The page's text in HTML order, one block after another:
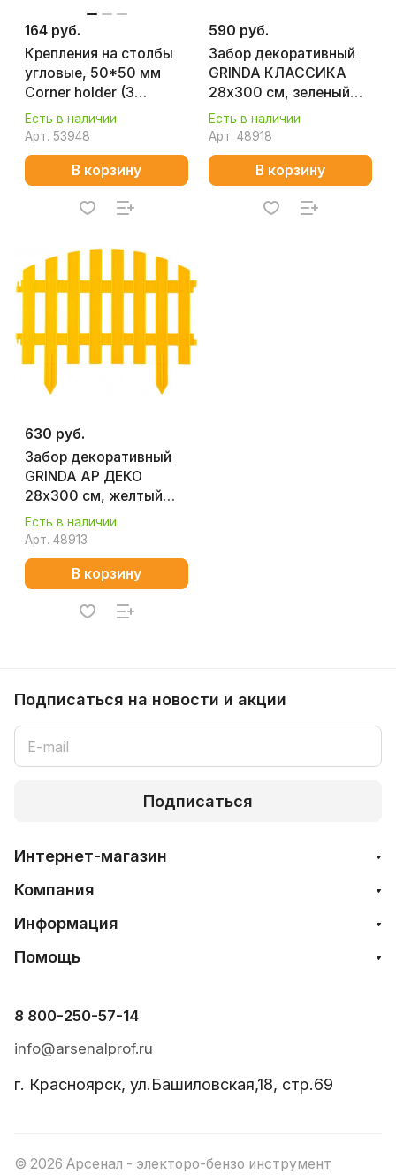
164 руб.
Крепления на столбы
угловые, 50*50 мм
Corner holder (3
крепления для панелей
1,53м, 4 для 2,03м)
Есть в наличии
Арт. 53948
В корзину
590 руб.
Забор декоративный
GRINDA КЛАССИКА
28х300 см, зеленый
422201-G
Есть в наличии
Арт. 48918
В корзину
630 руб.
Забор декоративный
GRINDA АР ДЕКО
28х300 см, желтый
422203-Y
Есть в наличии
Арт. 48913
В корзину
Подписаться на новости и акции
Подписаться
Интернет-магазин
Компания
Информация
Помощь
8 800-250-57-14
info@arsenalprof.ru
г. Красноярск, ул.Башиловская,18, стр.69
© 2026 Арсенал - электоро-бензо инструмент